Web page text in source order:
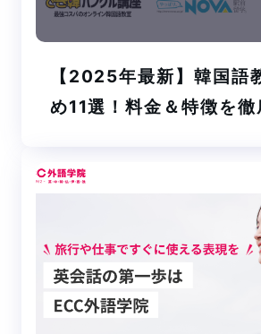
【2025年最新】韓国語
め11選！料金＆特徴を徹